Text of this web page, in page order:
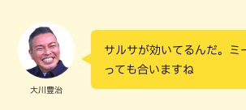
大川豊治
サルサが効いてるんだ。ミ
っても合いますね